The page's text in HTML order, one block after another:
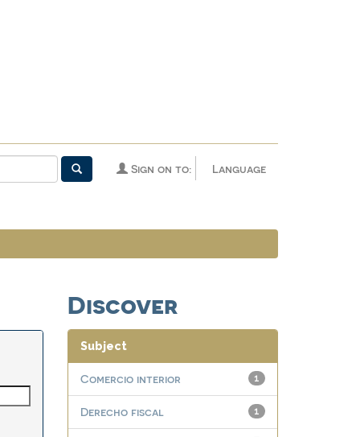
Language
Sign on to:
Discover
Subject
1
Comercio interior
1
Derecho fiscal